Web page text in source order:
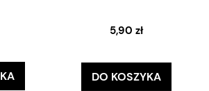
5,90 zł
DO KOSZYKA